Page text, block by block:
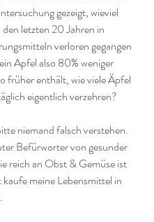
gezeigt, wieviel
letzten 20 Jahren in
verloren gegangen
Apfel also 80% weniger
früher enthält, wie viele Äpfel
eigentlich verzehren?
niemand falsch verstehen.
Befürworter von gesunder
reich an Obst & Gemüse ist
kaufe meine Lebensmittel in